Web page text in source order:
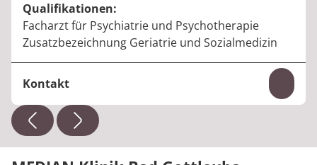
Qualifikationen:
Facharzt für Psychiatrie und Psychotherapie
Zusatzbezeichnung Geriatrie und Sozialmedizin
Kontakt
Telefon:+49 35023 64-4413
E-Mail:andreas.seemann@median-kliniken.de